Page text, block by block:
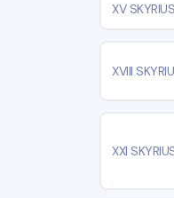
XV SKYRIUS
XVIII
XXI